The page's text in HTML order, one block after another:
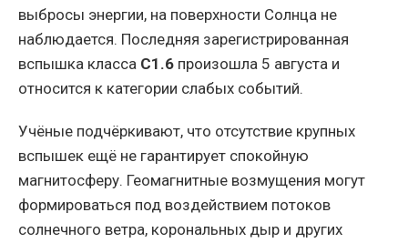
выбросы энергии, на поверхности Солнца не
наблюдается. Последняя зарегистрированная
вспышка класса C1.6 произошла 5 августа и
относится к категории слабых событий.
Учёные подчёркивают, что отсутствие крупных
вспышек ещё не гарантирует спокойную
магнитосферу. Геомагнитные возмущения могут
формироваться под воздействием потоков
солнечного ветра, корональных дыр и других